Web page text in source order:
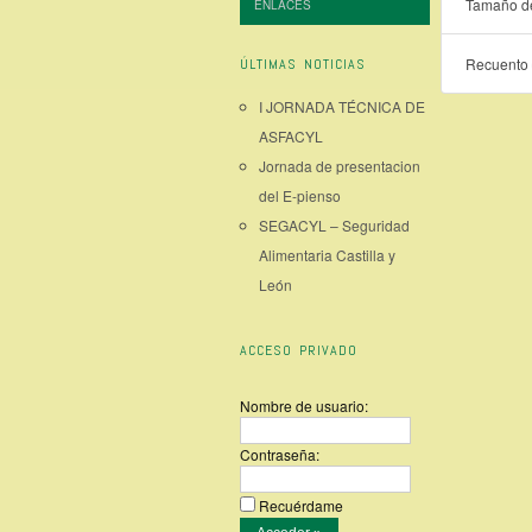
ENLACES
ÚLTIMAS NOTICIAS
I JORNADA TÉCNICA DE
ASFACYL
Jornada de presentacion
del E-pienso
SEGACYL – Seguridad
Alimentaria Castilla y
León
ACCESO PRIVADO
Nombre de usuario:
Contraseña:
Recuérdame
Tamaño